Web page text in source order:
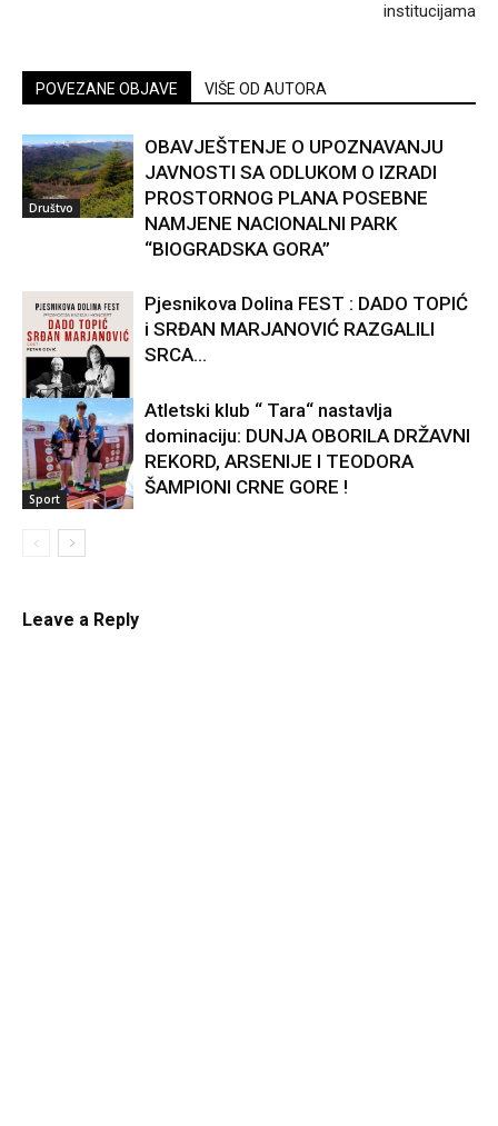
institucijama
POVEZANE OBJAVE VIŠE OD AUTORA
Društvo
OBAVJEŠTENJE O UPOZNAVANJU
JAVNOSTI SA ODLUKOM O IZRADI
PROSTORNOG PLANA POSEBNE
NAMJENE NACIONALNI PARK
“BIOGRADSKA GORA”
Kultura
Pjesnikova Dolina FEST : DADO TOPIĆ
i SRĐAN MARJANOVIĆ RAZGALILI
SRCA...
Sport
Atletski klub “ Tara“ nastavlja
dominaciju: DUNJA OBORILA DRŽAVNI
REKORD, ARSENIJE I TEODORA
ŠAMPIONI CRNE GORE !
Leave a Reply